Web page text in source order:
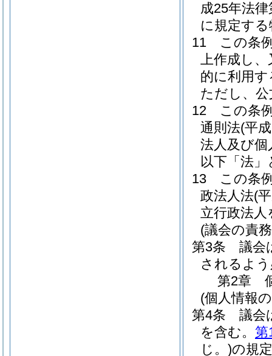
成25年法
に規定す
11
この条
上作成し
的に利用
ただし、
12
この条
通則法(平
法人及び
以下「法
13
この条
政法人法(
立行政法
(議会の責
第3条
議会
されるよ
第2章
(個人情報
第4条
議会
を含む。 第
じ。)の規